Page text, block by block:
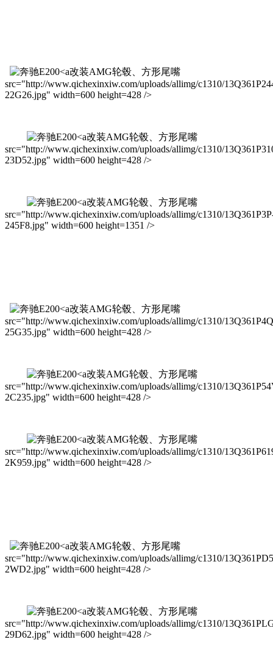
改装AMG轮毂、方形尾嘴
src="http://www.qichexinxiw.com/uploads/allimg/c1310/
22G26.jpg" width=600 height=428 />
改装AMG轮毂、方形尾嘴
src="http://www.qichexinxiw.com/uploads/allimg/c1310/
23D52.jpg" width=600 height=428 />
改装AMG轮毂、方形尾嘴
src="http://www.qichexinxiw.com/uploads/allimg/c1310/
245F8.jpg" width=600 height=1351 />
改装AMG轮毂、方形尾嘴
src="http://www.qichexinxiw.com/uploads/allimg/c1310/
25G35.jpg" width=600 height=428 />
改装AMG轮毂、方形尾嘴
src="http://www.qichexinxiw.com/uploads/allimg/c1310/
2C235.jpg" width=600 height=428 />
改装AMG轮毂、方形尾嘴
src="http://www.qichexinxiw.com/uploads/allimg/c1310/
2K959.jpg" width=600 height=428 />
改装AMG轮毂、方形尾嘴
src="http://www.qichexinxiw.com/uploads/allimg/c1310/
2WD2.jpg" width=600 height=428 />
改装AMG轮毂、方形尾嘴
src="http://www.qichexinxiw.com/uploads/allimg/c1310/
29D62.jpg" width=600 height=428 />